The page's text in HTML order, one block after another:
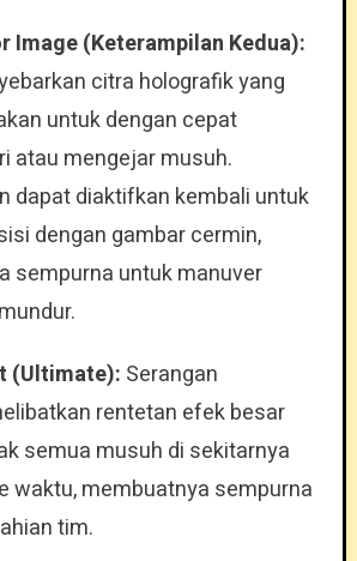
Image (Keterampilan Kedua):
citra holografik yang
untuk dengan cepat
atau mengejar musuh.
dapat diaktifkan kembali untuk
dengan gambar cermin,
sempurna untuk manuver
(Ultimate): Serangan
rentetan efek besar
semua musuh di sekitarnya
waktu, membuatnya sempurna
tim.